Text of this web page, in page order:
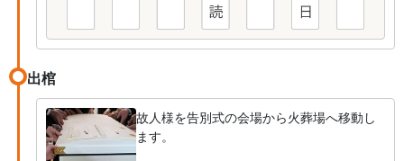
出棺
故人様を告別式の会場から火葬場へ移動し
ます。